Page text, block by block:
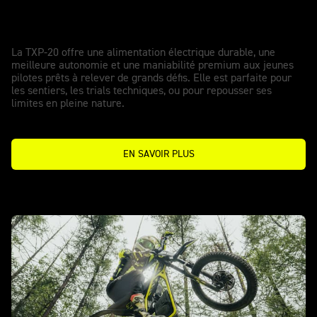
La TXP-20 offre une alimentation électrique durable, une
meilleure autonomie et une maniabilité premium aux jeunes
pilotes prêts à relever de grands défis. Elle est parfaite pour
les sentiers, les trials techniques, ou pour repousser ses
limites en pleine nature.
EN SAVOIR PLUS